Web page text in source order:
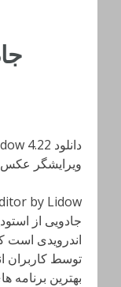
ویرایشگر عکس
اندرویدی است
توسط کاربران
بهترین برنامه